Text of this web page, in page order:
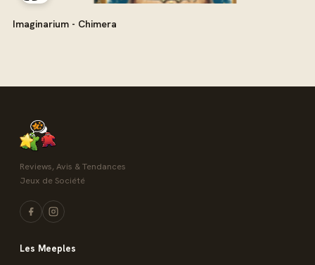
Imaginarium - Chimera
Reviews, Avis & Tendances
Jeux de Société
Les Meeples